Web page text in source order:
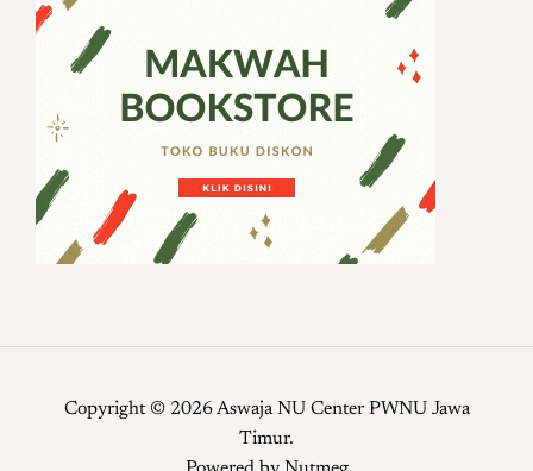
Copyright © 2026 Aswaja NU Center PWNU Jawa
Timur.